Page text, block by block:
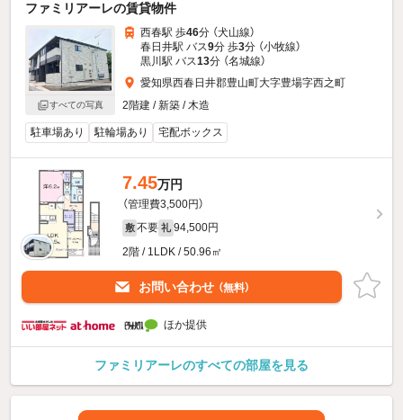
ファミリアーレの賃貸物件
すべての写真
西春駅 歩46分 （犬山線）
春日井駅 バス9分 歩3分 （小牧線）
黒川駅 バス13分 （名城線）
愛知県西春日井郡豊山町大字豊場字西之町
2階建 / 新築 / 木造
駐車場あり 駐輪場あり 宅配ボックス
7.45万円
（管理費3,500円）
敷 不要 礼 94,500円
2階 / 1LDK / 50.96㎡
お問い合わせ （無料）
ほか提供
ファミリアーレのすべての部屋を見る